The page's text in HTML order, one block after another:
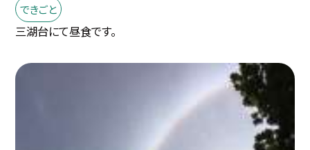
できごと
三湖台にて昼食です。